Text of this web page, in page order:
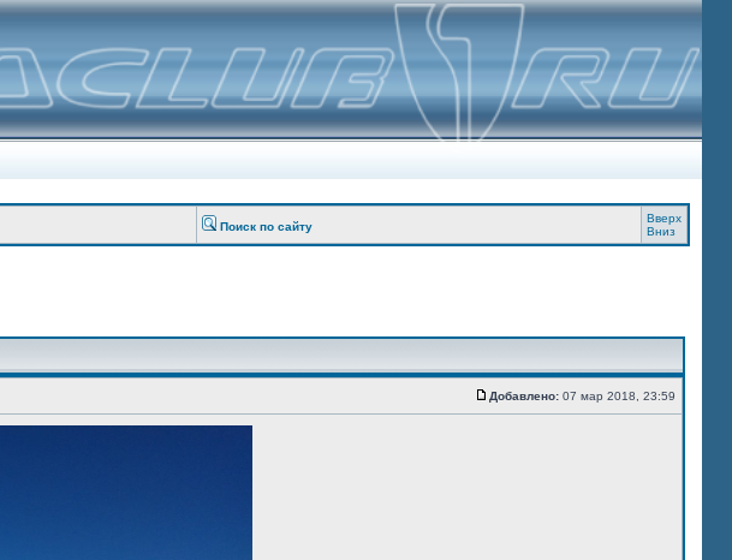
Поиск по сайту
Вверх
Вниз
Добавлено: 07 мар 2018, 23:59